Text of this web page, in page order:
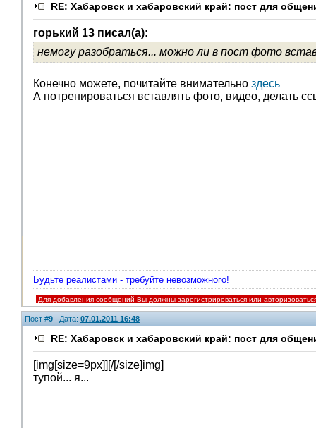
RE: Хабаровск и хабаровский край: пост для
горький 13 писал(а):
немогу разобраться... можно ли в пост фото
Конечно можете, почитайте внимательно здесь
А потренироваться вставлять фото, видео, делать
Будьте реалистами - требуйте невозможного!
Для добавления сообщений Вы должны зарегистрироваться или
Пост #9 Дата: 07.01.2011 16:48
RE: Хабаровск и хабаровский край: пост для
[img[size=9px]][/[/size]img]
тупой... я...